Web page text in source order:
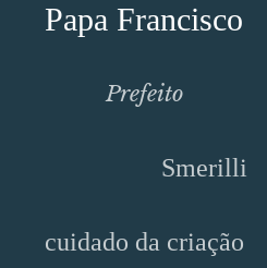
Papa Francisco
Prefeito
Smerilli
cuidado da criação